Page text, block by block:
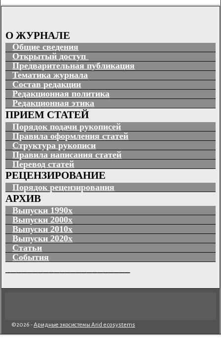
О ЖУРНАЛЕ
Общие сведения
Открытый доступ
Предварительная публикация
Тематика журнала
Состав редакции
Редакционная политика
Редакционная этика
ПРИЕМ СТАТЕЙ
Порядок подачи рукописей
Правила оформления статей
Структура рукописи
Правила написания статей
Перевод статей
РЕЦЕНЗИРОВАНИЕ
Порядок рецензирования
АРХИВ
Выпуски 1990х
Выпуски 2000х
Выпуски 2010х
Выпуски 2020х
Статьи
События
©2026 -Аридные экосистемы Arid ecosystems